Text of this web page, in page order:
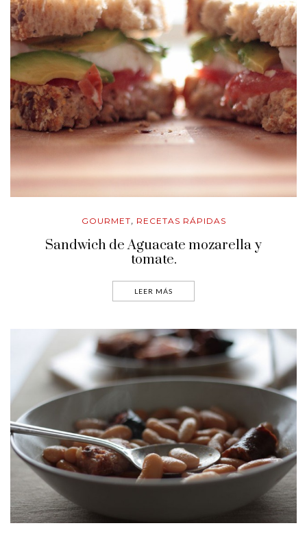
GOURMET, RECETAS RÁPIDAS
Sandwich de Aguacate mozarella y
tomate.
LEER MÁS